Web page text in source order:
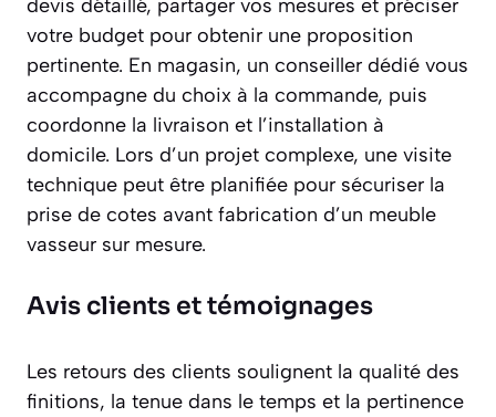
devis détaillé, partager vos mesures et préciser
votre budget pour obtenir une proposition
pertinente. En magasin, un conseiller dédié vous
accompagne du choix à la commande, puis
coordonne la livraison et l’installation à
domicile. Lors d’un projet complexe, une visite
technique peut être planifiée pour sécuriser la
prise de cotes avant fabrication d’un meuble
vasseur sur mesure.
Avis clients et témoignages
Les retours des clients soulignent la qualité des
finitions, la tenue dans le temps et la pertinence